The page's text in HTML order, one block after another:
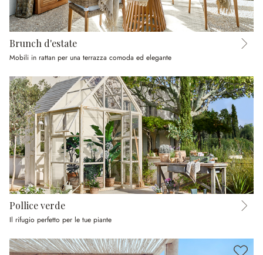
Brunch d'estate
Mobili in rattan per una terrazza comoda ed elegante
Pollice verde
Il rifugio perfetto per le tue piante